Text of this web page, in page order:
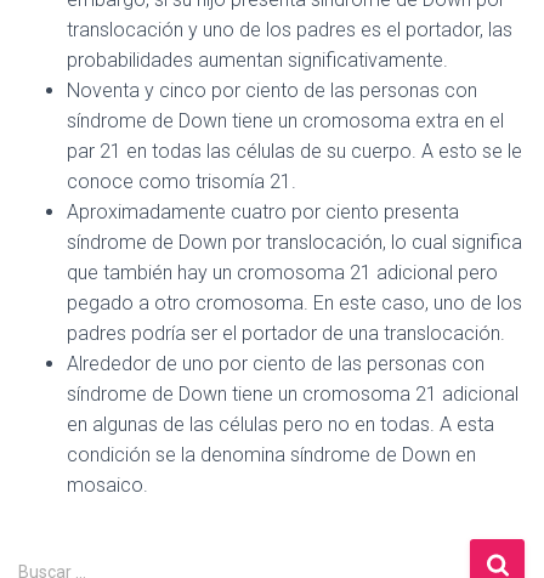
translocación y uno de los padres es el portador, las
probabilidades aumentan significativamente.
Noventa y cinco por ciento de las personas con
síndrome de Down tiene un cromosoma extra en el
par 21 en todas las células de su cuerpo. A esto se le
conoce como trisomía 21.
Aproximadamente cuatro por ciento presenta
síndrome de Down por translocación, lo cual significa
que también hay un cromosoma 21 adicional pero
pegado a otro cromosoma. En este caso, uno de los
padres podría ser el portador de una translocación.
Alrededor de uno por ciento de las personas con
síndrome de Down tiene un cromosoma 21 adicional
en algunas de las células pero no en todas. A esta
condición se la denomina síndrome de Down en
mosaico.
BBuscar …